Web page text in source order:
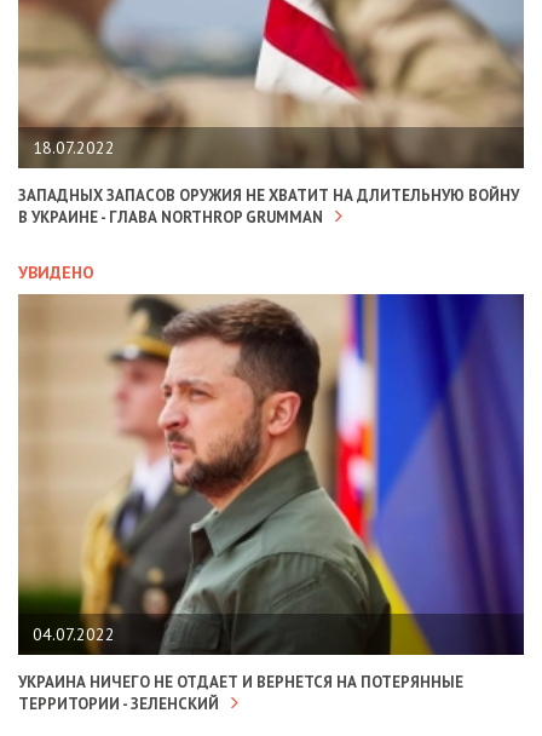
18.07.2022
ЗАПАДНЫХ ЗАПАСОВ ОРУЖИЯ НЕ ХВАТИТ НА ДЛИТЕЛЬНУЮ ВОЙНУ
В УКРАИНЕ - ГЛАВА NORTHROP GRUMMAN
УВИДЕНО
04.07.2022
УКРАИНА НИЧЕГО НЕ ОТДАЕТ И ВЕРНЕТСЯ НА ПОТЕРЯННЫЕ
ТЕРРИТОРИИ - ЗЕЛЕНСКИЙ